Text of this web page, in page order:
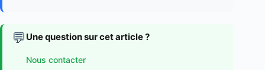
💬 Une question sur cet article ?
Nous contacter